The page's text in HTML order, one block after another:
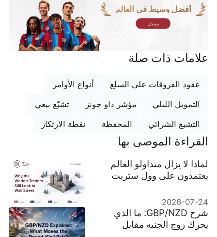
أفضل وسيط في العالم
يسجل
علامات ذات صلة
عقود الفروقات على السلع أنواع الأوامر
التمويل الليلي مؤشر داو جونز تشبّع بيعي
التشبع الشرائي المحفظة نقطة الارتكاز
القراءة الموصى بها
لماذا لا يزال متداولو العالم
يعتمدون على وول ستريت
2026-07-24
شرح GBP/NZD: ما الذي
يحرك زوج الجنيه مقابل